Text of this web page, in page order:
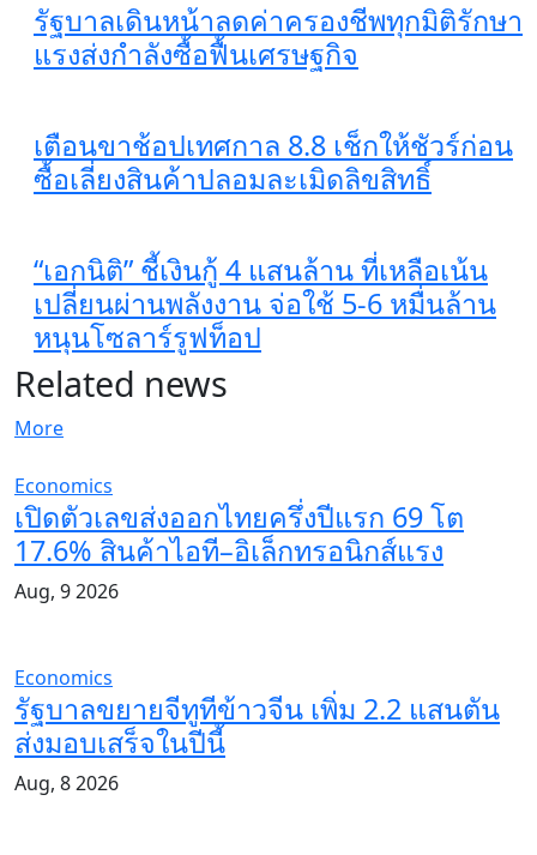
รัฐบาลเดินหน้าลดค่าครองชีพทุกมิติรักษา
แรงส่งกำลังซื้อฟื้นเศรษฐกิจ
เตือนขาช้อปเทศกาล 8.8 เช็กให้ชัวร์ก่อน
ซื้อเลี่ยงสินค้าปลอมละเมิดลิขสิทธิ์
“เอกนิติ” ชี้เงินกู้ 4 แสนล้าน ที่เหลือเน้น
เปลี่ยนผ่านพลังงาน จ่อใช้ 5-6 หมื่นล้าน
หนุนโซลาร์รูฟท็อป
Related news
More
Economics
เปิดตัวเลขส่งออกไทยครึ่งปีแรก 69 โต
17.6% สินค้าไอที–อิเล็กทรอนิกส์แรง
Aug, 9 2026
Economics
รัฐบาลขยายจีทูทีข้าวจีน เพิ่ม 2.2 แสนตัน
ส่งมอบเสร็จในปีนี้
Aug, 8 2026